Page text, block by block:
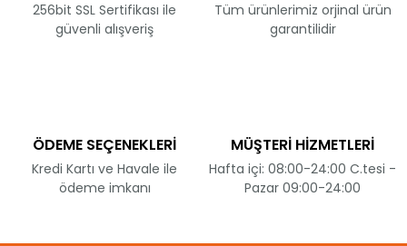
256bit SSL Sertifikası ile
güvenli alışveriş
Tüm ürünlerimiz orjinal ürün
garantilidir
ÖDEME SEÇENEKLERİ
Kredi Kartı ve Havale ile
ödeme imkanı
MÜŞTERİ HİZMETLERİ
Hafta içi: 08:00-24:00 C.tesi -
Pazar 09:00-24:00